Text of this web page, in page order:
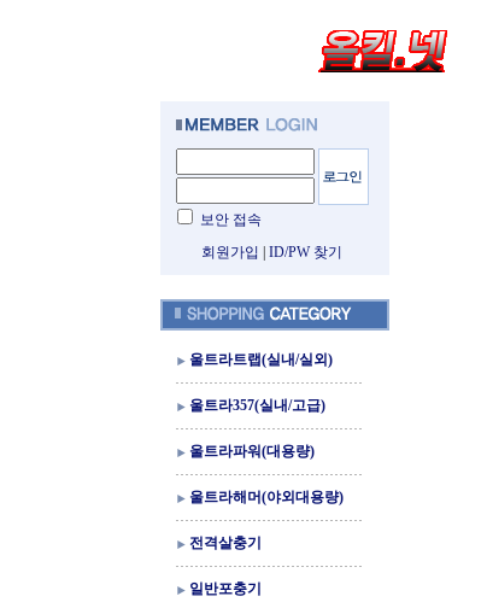
보안 접속
회원가입
ID/PW 찾기
울트라트랩(실내/실외)
울트라357(실내/고급)
울트라파워(대용량)
울트라해머(야외대용량)
전격살충기
일반포충기